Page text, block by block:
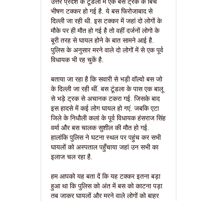
भीषण टक्कर हो गई है. ये बस फिरोजाबाद से
दिल्ली जा रही थी. इस टक्कर में जहां दो लोगों के
मौके पर ही मौत हो गई है तो वहीं दर्जनों लोगो के
बूरी तरह से घायल होने के बात सामने आई है.
पुलिस के अनुसार मरने वाले दो लोगों में से एक पूर्व
विधायक भी रह चुकें है.
बताया जा रहा है कि सवारी से भड़ी वॉल्वो बस जो
के दिल्ली जा रही थीं. बस टूंडला के पास एक बालू
से भड़े ट्रक से अचानक टकरा गई. जिसके बाद
इस हादसे में कई लोग घायल हो गएं. जबकि एटा
जिले के निधौली कलां के पूर्व विधायक हंसराज सिंह
वर्मा और बस चालक सुशील की मौत हो गई.
हालांकि पुलिस ने घटना स्थल पर पहुंच कर सभी
घायलों को अस्पताल पहुँचाया जहां उन सभी का
इलाज चल रहा है.
हम आपको यह बता दें कि यह टक्कर इतना बड़ा
हुआ था कि पुलिस को अंत में बस को काटना पड़ा
तब जाकर घायलों और मरने वाले लोगों को बाहर